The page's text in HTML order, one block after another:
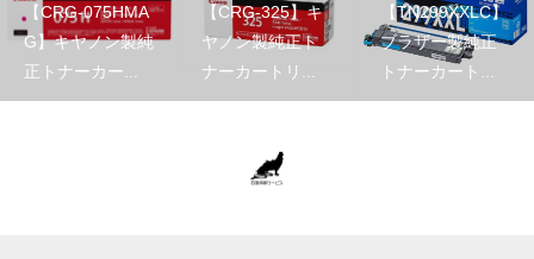
【CRG-075HMA
G】キヤノン製純
正トナーカー...
【CRG-325】キ
ヤノン製純正ト
ナーカートリ...
【TN299XXLC】
ブラザー製純正
トナーカート...